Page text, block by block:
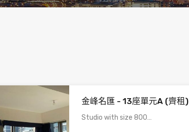
金峰名匯 - 13座單元A (齊租)
Studio with size 800…